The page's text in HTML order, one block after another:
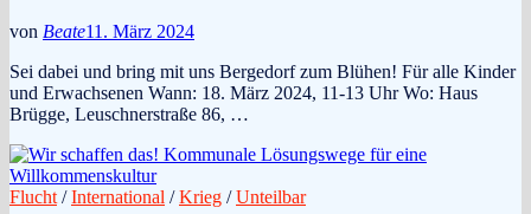
von Beate11. März 2024
Sei dabei und bring mit uns Bergedorf zum Blühen! Für alle Kinder
und Erwachsenen Wann: 18. März 2024, 11-13 Uhr Wo: Haus
Brügge, Leuschnerstraße 86, …
Flucht /International /Krieg /Unteilbar